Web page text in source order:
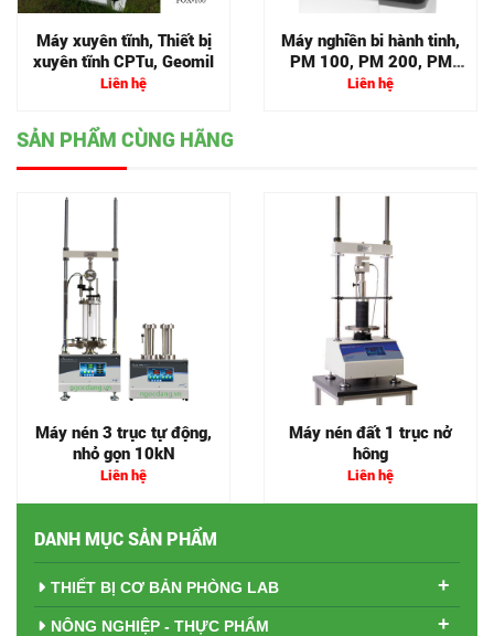
Máy xuyên tĩnh, Thiết bị
xuyên tĩnh CPTu, Geomil
Liên hệ
Máy nghiền bi hành tinh,
PM 100, PM 200, PM
400
Liên hệ
SẢN PHẨM CÙNG HÃNG
Máy nén 3 trục tự động,
nhỏ gọn 10kN
Liên hệ
Máy nén đất 1 trục nở
hông
Liên hệ
DANH MỤC SẢN PHẨM
THIẾT BỊ CƠ BẢN PHÒNG LAB +
NÔNG NGHIỆP - THỰC PHẨM +